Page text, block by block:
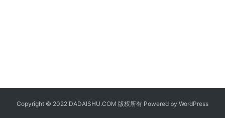
Copyright © 2022 DADAISHU.COM 版权所有 Powered by WordPress